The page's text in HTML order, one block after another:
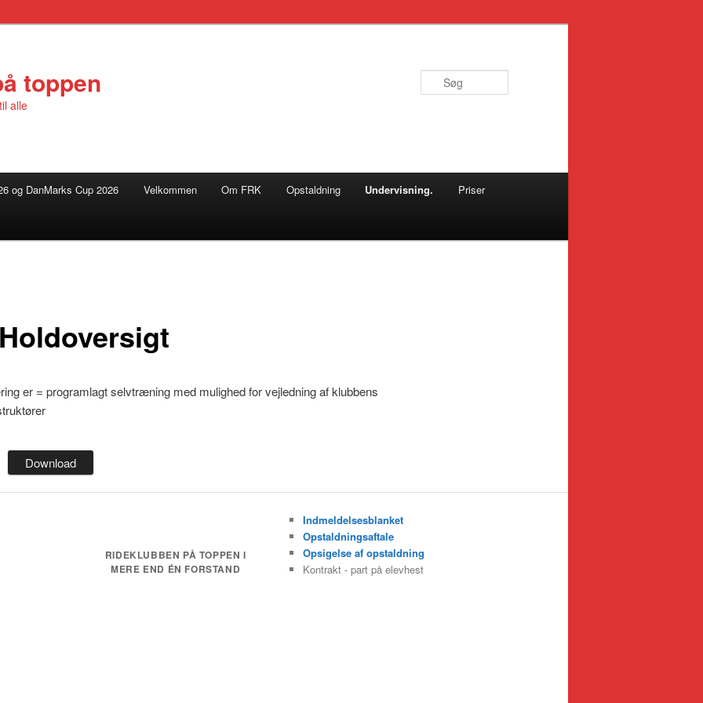
toppen
alle
og DanMarks Cup 2026 Velkommen Om FRK Opstaldning Undervisning. Priser
er = programlagt selvtræning med mulighed for vejledning af klubbens
Download
RIDEKLUBBEN PÅ TOPPEN I
MERE END ÉN FORSTAND
Indmeldelsesblanket
Opstaldningsaftale
Opsigelse af opstaldning
Kontrakt - part på elevhest